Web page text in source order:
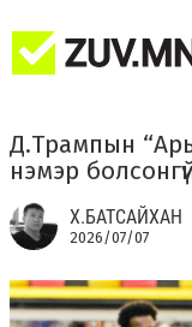
Д.Трампын
нэмэр
Х.БАТСАЙХАН
2026/07/07